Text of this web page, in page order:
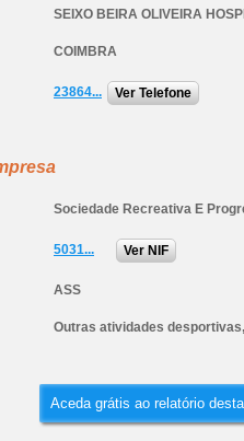
SEIXO BEIRA OLIVEIRA
COIMBRA
23864... Ver Telefone
Sociedade Recreativa E
5031... Ver NIF
ASS
Outras atividades
Aceda grátis ao relatório